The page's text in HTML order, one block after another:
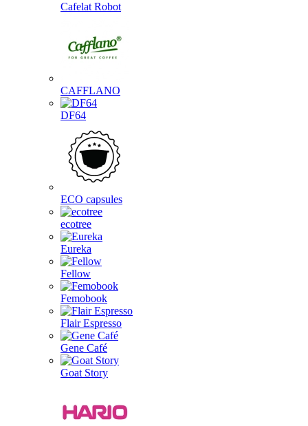
Cafelat Robot
CAFFLANO
DF64
ECO capsules
ecotree
Eureka
Fellow
Femobook
Flair Espresso
Gene Café
Goat Story